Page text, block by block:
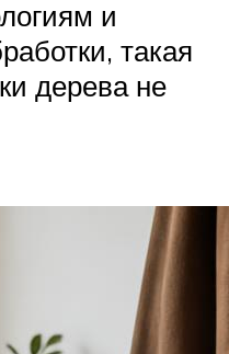
и
такая
дерева не